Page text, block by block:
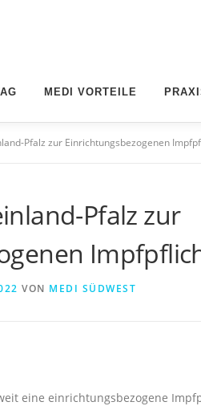
MEDI VORTEILE
Pfalz zur Einrichtungsbezogenen
Pfalz zur
VON MEDI SÜDWEST
eine einrichtungsbezogene